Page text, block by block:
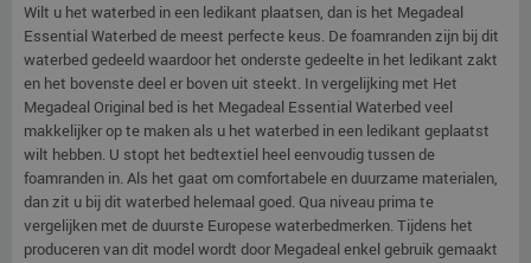
Wilt u het waterbed in een ledikant plaatsen, dan is het Megadeal
Essential Waterbed de meest perfecte keus. De foamranden zijn bij dit
waterbed gedeeld waardoor het onderste gedeelte in het ledikant zakt
en het bovenste deel er boven uit steekt. In vergelijking met Het
Megadeal Original bed is het Megadeal Essential Waterbed veel
makkelijker op te maken als u het waterbed in een ledikant geplaatst
wilt hebben. U stopt het bedtextiel heel eenvoudig tussen de
foamranden in. Als het gaat om comfortabele en duurzame materialen,
dan zit u bij dit waterbed helemaal goed. Qua niveau prima te
vergelijken met de duurste Europese waterbedmerken. Tijdens het
produceren van dit model wordt door Megadeal enkel gebruik gemaakt